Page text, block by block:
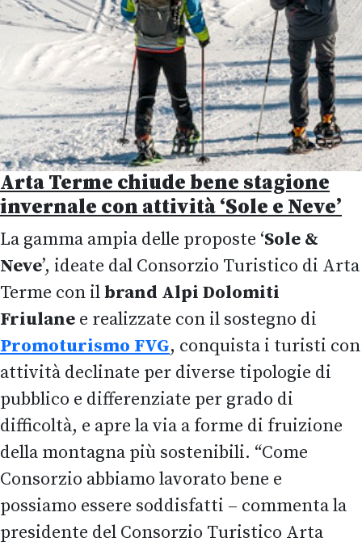
Arta Terme chiude bene stagione
invernale con attività ‘Sole e Neve’
La gamma ampia delle proposte ‘Sole &
Neve’, ideate dal Consorzio Turistico di Arta
Terme con ilbrand Alpi Dolomiti
Friulane e realizzate con il sostegno di
Promoturismo FVG, conquista i turisti con
attività declinate per diverse tipologie di
pubblico e differenziate per grado di
difficoltà, e apre la via a forme di fruizione
della montagna più sostenibili. “Come
Consorzio abbiamo lavorato bene e
possiamo essere soddisfatti – commenta la
presidente del Consorzio Turistico Arta